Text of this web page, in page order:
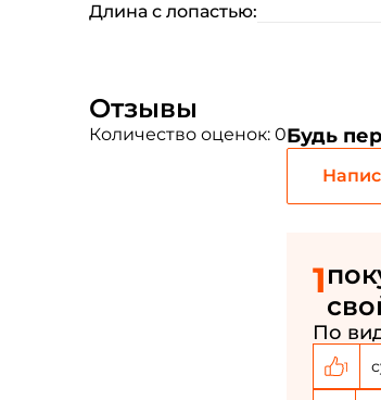
Длина с лопастью:
Отзывы
Количество оценок: 0Будь
1
По
1